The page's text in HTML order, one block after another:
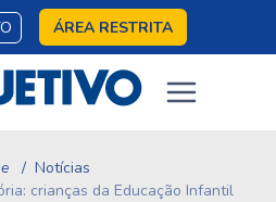
ÁREA RESTRITA
Notícias
crianças da Educação Infantil